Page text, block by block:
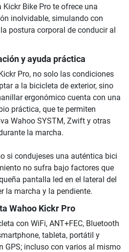
Kickr Bike Pro te ofrece una
inolvidable, simulando con
postura corporal de conducir al
y ayuda práctica
Pro, no solo las condiciones
a la bicicleta de exterior, sino
ergonómico cuenta con una
práctica, que te permiten
Wahoo SYSTM, Zwift y otras
la marcha.
si condujeses una auténtica bici
no sufra bajo factores que
pantalla led en el lateral del
la marcha y la pendiente.
Wahoo Kickr Pro
con WiFi, ANT+FEC, Bluetooth
tableta, portátil y
GPS; incluso con varios al mismo